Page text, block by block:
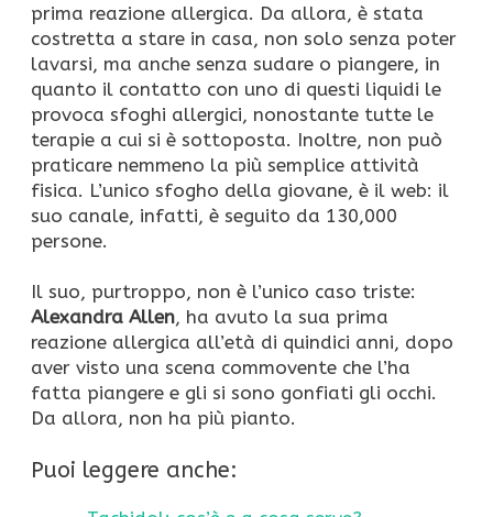
prima reazione allergica. Da allora, è stata
costretta a stare in casa, non solo senza poter
lavarsi, ma anche senza sudare o piangere, in
quanto il contatto con uno di questi liquidi le
provoca sfoghi allergici, nonostante tutte le
terapie a cui si è sottoposta. Inoltre, non può
praticare nemmeno la più semplice attività
fisica. L’unico sfogho della giovane, è il web: il
suo canale, infatti, è seguito da 130,000
persone.
Il suo, purtroppo, non è l’unico caso triste:
Alexandra Allen, ha avuto la sua prima
reazione allergica all’età di quindici anni, dopo
aver visto una scena commovente che l’ha
fatta piangere e gli si sono gonfiati gli occhi.
Da allora, non ha più pianto.
Puoi leggere anche: